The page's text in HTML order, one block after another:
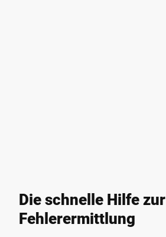
Die schnelle Hilfe zur
Fehlerermittlung